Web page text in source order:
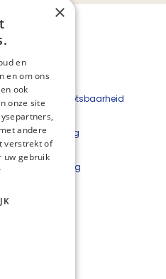
Beveiligingskwetsbaarheid
melden
Cookieverklaring
Disclaimer
Privacyverklaring
PZNL:
×
en
en om ons
ook
onze site
andere
verstrekt of
uw gebruik